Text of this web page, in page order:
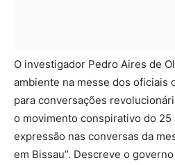
O investigador Pedro Aires de
ambiente na messe dos oficiais
para conversações
o movimento conspirativo do 25
expressão nas conversas da
em Bissau”. Descreve o